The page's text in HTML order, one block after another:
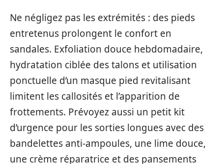
Ne négligez pas les extrémités : des pieds
entretenus prolongent le confort en
sandales. Exfoliation douce hebdomadaire,
hydratation ciblée des talons et utilisation
ponctuelle d’un masque pied revitalisant
limitent les callosités et l’apparition de
frottements. Prévoyez aussi un petit kit
d’urgence pour les sorties longues avec des
bandelettes anti-ampoules, une lime douce,
une crème réparatrice et des pansements